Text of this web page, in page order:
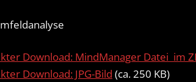
Download: MindManager Datei im
Download: JPG-Bild (ca. 250 KB)